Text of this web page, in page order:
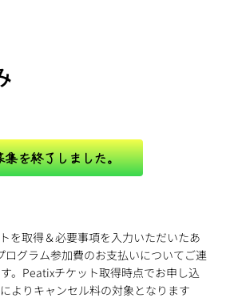
集を終了しました。
を取得＆必要事項を入力いただいたあ
ログラム参加費のお支払いについてご連
。Peatixチケット取得時点でお申し込
よりキャンセル料の対象となります